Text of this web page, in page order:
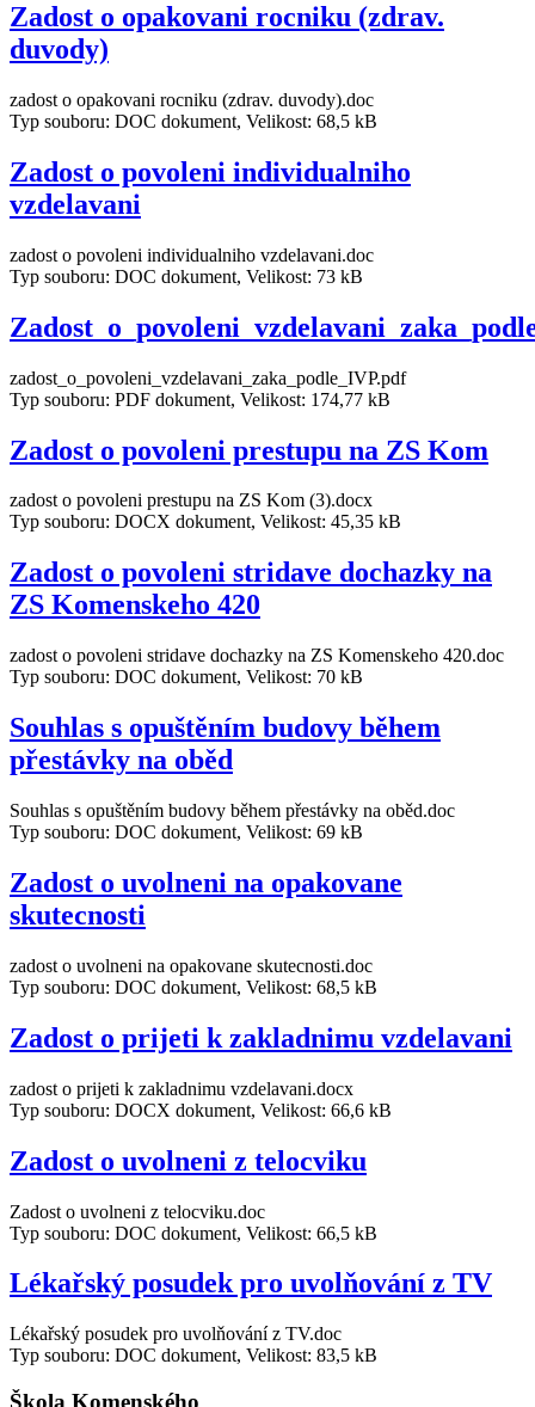
Zadost o opakovani rocniku (zdrav.
duvody)
zadost o opakovani rocniku (zdrav. duvody).doc
Typ souboru: DOC dokument, Velikost: 68,5 kB
Zadost o povoleni individualniho
vzdelavani
zadost o povoleni individualniho vzdelavani.doc
Typ souboru: DOC dokument, Velikost: 73 kB
zadost_o_povoleni_vzdelavani_zaka_podle_IVP.pdf
Typ souboru: PDF dokument, Velikost: 174,77 kB
Zadost o povoleni prestupu na ZS Kom
zadost o povoleni prestupu na ZS Kom (3).docx
Typ souboru: DOCX dokument, Velikost: 45,35 kB
Zadost o povoleni stridave dochazky na
ZS Komenskeho 420
zadost o povoleni stridave dochazky na ZS Komenskeho 420.doc
Typ souboru: DOC dokument, Velikost: 70 kB
Souhlas s opuštěním budovy během
přestávky na oběd
Souhlas s opuštěním budovy během přestávky na oběd.doc
Typ souboru: DOC dokument, Velikost: 69 kB
Zadost o uvolneni na opakovane
skutecnosti
zadost o uvolneni na opakovane skutecnosti.doc
Typ souboru: DOC dokument, Velikost: 68,5 kB
Zadost o prijeti k zakladnimu vzdelavani
zadost o prijeti k zakladnimu vzdelavani.docx
Typ souboru: DOCX dokument, Velikost: 66,6 kB
Zadost o uvolneni z telocviku
Zadost o uvolneni z telocviku.doc
Typ souboru: DOC dokument, Velikost: 66,5 kB
Lékařský posudek pro uvolňování z TV
Lékařský posudek pro uvolňování z TV.doc
Typ souboru: DOC dokument, Velikost: 83,5 kB
Škola Komenského